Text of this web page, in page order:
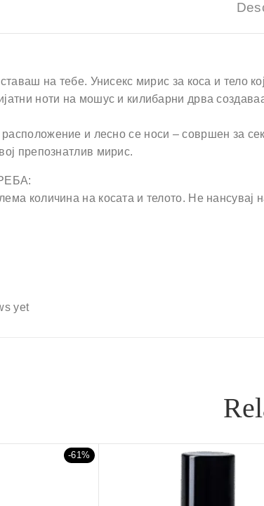
ставаш на тебе. Унисекс мирис за коса и тело
ноти на мошус и килибарни дрва
и лесно се носи – совршен за
препознатлив мирис.
количина на косата и телото. Не нансувај
yet
-61%